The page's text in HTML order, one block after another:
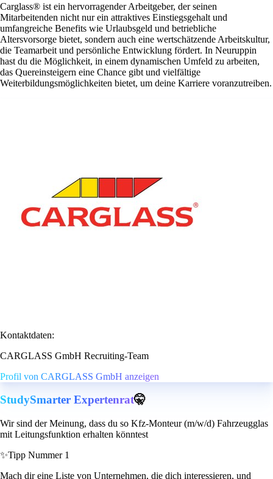
Carglass® ist ein hervorragender Arbeitgeber, der seinen
Mitarbeitenden nicht nur ein attraktives Einstiegsgehalt und
umfangreiche Benefits wie Urlaubsgeld und betriebliche
Altersvorsorge bietet, sondern auch eine wertschätzende Arbeitskultur,
die Teamarbeit und persönliche Entwicklung fördert. In Neuruppin
hast du die Möglichkeit, in einem dynamischen Umfeld zu arbeiten,
das Quereinsteigern eine Chance gibt und vielfältige
Weiterbildungsmöglichkeiten bietet, um deine Karriere voranzutreiben.
Kontaktdaten:
CARGLASS GmbH Recruiting-Team
Profil von CARGLASS GmbH anzeigen
StudySmarter Expertenrat🤫
Wir sind der Meinung, dass du so Kfz-Monteur (m/w/d) Fahrzeugglas
mit Leitungsfunktion erhalten könntest
✨Tipp Nummer 1
Mach dir eine Liste von Unternehmen, die dich interessieren, und